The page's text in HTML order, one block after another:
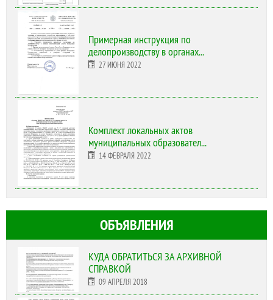
Примерная инструкция по
делопроизводству в органах...
27 ИЮНЯ 2022
Комплект локальных актов
муниципальных образовател...
14 ФЕВРАЛЯ 2022
ОБЪЯВЛЕНИЯ
КУДА ОБРАТИТЬСЯ ЗА АРХИВНОЙ
СПРАВКОЙ
09 АПРЕЛЯ 2018